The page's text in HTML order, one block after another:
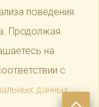
поведения
Продолжая
на
с
данных.